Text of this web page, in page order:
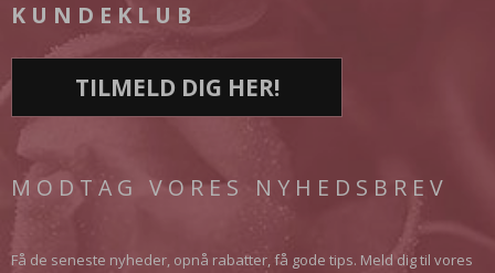
KUNDEKLUB
TILMELD DIG HER!
MODTAG VORES NYHEDSBREV
Få de seneste nyheder, opnå rabatter, få gode tips. Meld dig til vores